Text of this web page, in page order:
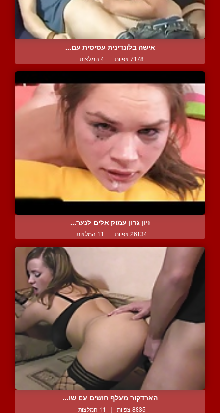
אישה בלונדינית עסיסית עם...
7178 צפיות | 4 המלצות
זיון גרון עמוק אלים לנער...
26134 צפיות | 11 המלצות
הארדקור מעלף חושים עם שו...
8835 צפיות | 11 המלצות